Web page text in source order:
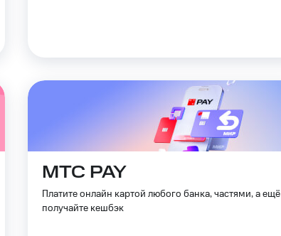
МТС PAY
Платите онлайн картой любого банка, частями, а ещё
получайте кешбэк